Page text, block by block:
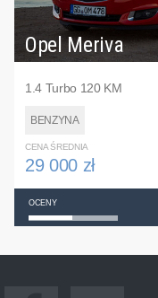
Opel Meriva
1.4 Turbo 120 KM
BENZYNA
CENA ŚREDNIA
29 000 zł
OCENY